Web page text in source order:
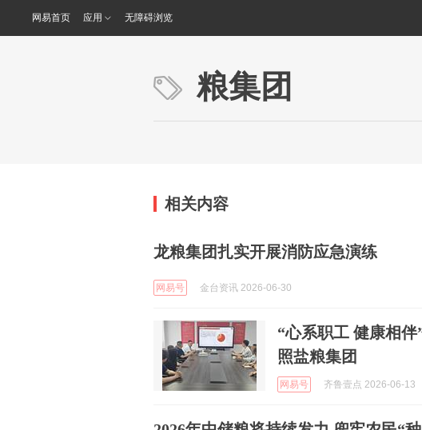
网易首页 应用 无障碍浏览
粮集团
相关内容
龙粮集团扎实开展消防应急演练
网易号 金台资讯 2026-06-30
“心系职工 健康相
照盐粮集团
网易号 齐鲁壹点 2026-06-13